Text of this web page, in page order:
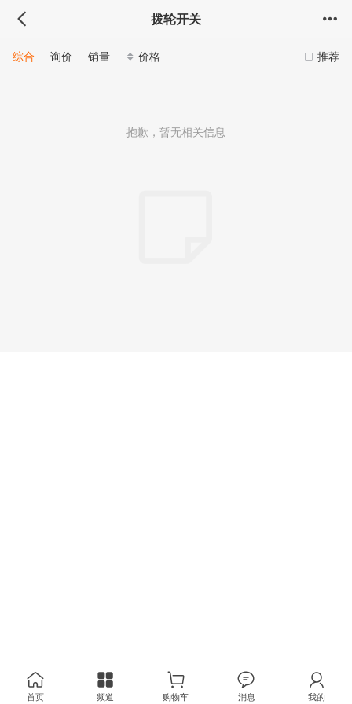
拨轮开关
推荐
综合 询价 销量 价格
抱歉，暂无相关信息
首页 频道 购物车 消息 我的